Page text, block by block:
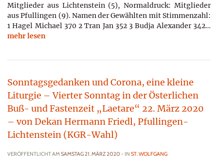
Mitglieder aus Lichtenstein (5), Normaldruck: Mitglieder
aus Pfullingen (9). Namen der Gewählten mit Stimmenzahl:
1 Hagel Michael 370 2 Tran Jan 352 3 Budja Alexander 342…
mehr lesen
Sonntagsgedanken und Corona, eine kleine
Liturgie – Vierter Sonntag in der Österlichen
Buß- und Fastenzeit „Laetare“ 22. März 2020
– von Dekan Hermann Friedl, Pfullingen-
Lichtenstein (KGR-Wahl)
VERÖFFENTLICHT AMSAMSTAG 21. MÄRZ 2020 - IN ST. WOLFGANG